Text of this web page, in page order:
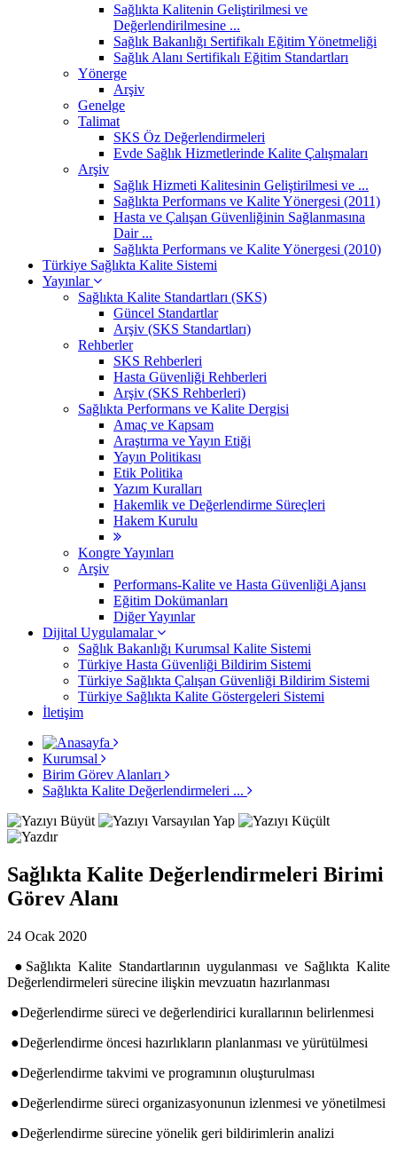
Sağlıkta Kalitenin Geliştirilmesi ve
Değerlendirilmesine ...
Sağlık Bakanlığı Sertifikalı Eğitim Yönetmeliği
Sağlık Alanı Sertifikalı Eğitim Standartları
Yönerge
Arşiv
Genelge
Talimat
SKS Öz Değerlendirmeleri
Evde Sağlık Hizmetlerinde Kalite Çalışmaları
Arşiv
Sağlık Hizmeti Kalitesinin Geliştirilmesi ve ...
Sağlıkta Performans ve Kalite Yönergesi (2011)
Hasta ve Çalışan Güvenliğinin Sağlanmasına
Dair ...
Sağlıkta Performans ve Kalite Yönergesi (2010)
Türkiye Sağlıkta Kalite Sistemi
Yayınlar
Sağlıkta Kalite Standartları (SKS)
Güncel Standartlar
Arşiv (SKS Standartları)
Rehberler
SKS Rehberleri
Hasta Güvenliği Rehberleri
Arşiv (SKS Rehberleri)
Sağlıkta Performans ve Kalite Dergisi
Amaç ve Kapsam
Araştırma ve Yayın Etiği
Yayın Politikası
Etik Politika
Yazım Kuralları
Hakemlik ve Değerlendirme Süreçleri
Hakem Kurulu
Kongre Yayınları
Arşiv
Performans-Kalite ve Hasta Güvenliği Ajansı
Eğitim Dokümanları
Diğer Yayınlar
Dijital Uygulamalar
Sağlık Bakanlığı Kurumsal Kalite Sistemi
​Türkiye Hasta Güvenliği Bildirim Sistemi
Türkiye Sağlıkta Çalışan Güvenliği Bildirim Sistemi
Türkiye Sağlıkta Kalite Göstergeleri Sistemi
İletişim
Kurumsal
Birim Görev Alanları
Sağlıkta Kalite Değerlendirmeleri ...
Sağlıkta Kalite Değerlendirmeleri Birimi
Görev Alanı
24 Ocak 2020
● Sağlıkta Kalite Standartlarının uygulanması ve Sağlıkta Kalite
Değerlendirmeleri sürecine ilişkin mevzuatın hazırlanması
●Değerlendirme süreci ve değerlendirici kurallarının belirlenmesi
●Değerlendirme öncesi hazırlıkların planlanması ve yürütülmesi
●Değerlendirme takvimi ve programının oluşturulması
●Değerlendirme süreci organizasyonunun izlenmesi ve yönetilmesi
●Değerlendirme sürecine yönelik geri bildirimlerin analizi